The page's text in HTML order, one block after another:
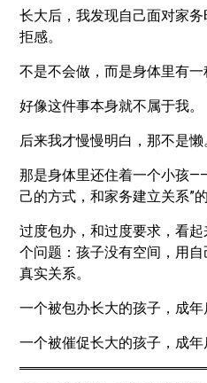
长大后，我发现自己面对家
拒感。
不是不会做，而是身体里有一
好像这件事本身就不属于我。
后来我才慢慢明白，那不是懒
那是身体里还住着一个小孩
己的方式，和家务建立关系”的
过度包办，和过度要求，看
个问题：孩子没有空间，用
真实关系。
一个被包办长大的孩子，成年
一个被催促长大的孩子，成年